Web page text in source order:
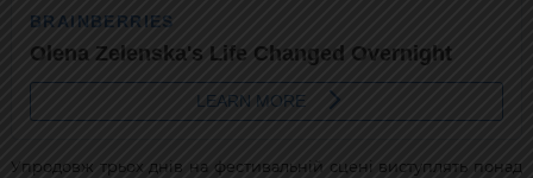
Упродовж трьох днів на фестивальній сцені виступлять понад